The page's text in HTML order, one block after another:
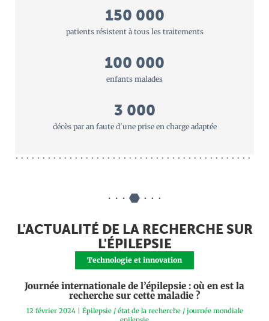
150 000
patients résistent à tous les traitements
100 000
enfants malades
3 000
décès par an faute d'une prise en charge adaptée
L'ACTUALITÉ DE LA RECHERCHE SUR
L'ÉPILEPSIE
Technologie et innovation
Journée internationale de l’épilepsie : où en est la
recherche sur cette maladie ?
12 février 2024| Épilepsie/ état de la recherche/ journée mondiale